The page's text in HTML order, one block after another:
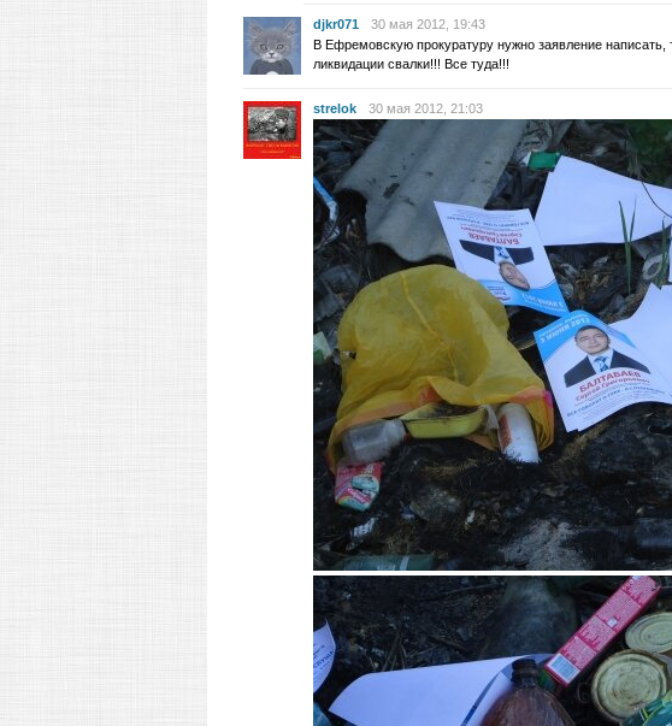
djkr071
30 мая 2012, 19:43
В Ефремовскую прокуратуру нужно заявление написать,
ликвидации свалки!!! Все туда!!!
strelok 30 мая 2012, 21:03